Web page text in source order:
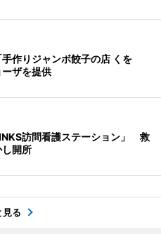
作りジャンボ餃子の店 くを
ザを提供
訪問看護ステーション」 救
開所
見る